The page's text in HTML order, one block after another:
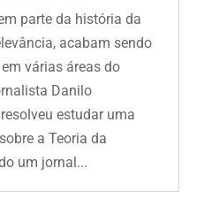
parte da história da
acabam sendo
várias áreas do
Danilo
estudar uma
a Teoria da
um jornal...